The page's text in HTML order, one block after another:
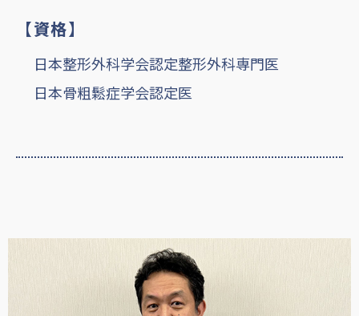
【資格】
日本整形外科学会認定整形外科専門医
日本骨粗鬆症学会認定医